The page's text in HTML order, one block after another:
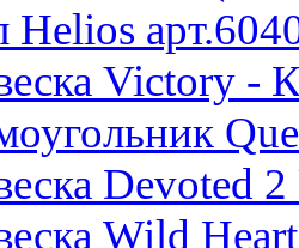
Helios
Victory -
Devoted
Wild